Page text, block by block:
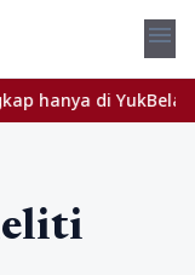
menu
di